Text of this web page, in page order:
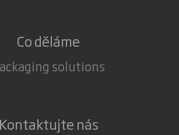
Co děláme
solutions
Kontaktujte nás